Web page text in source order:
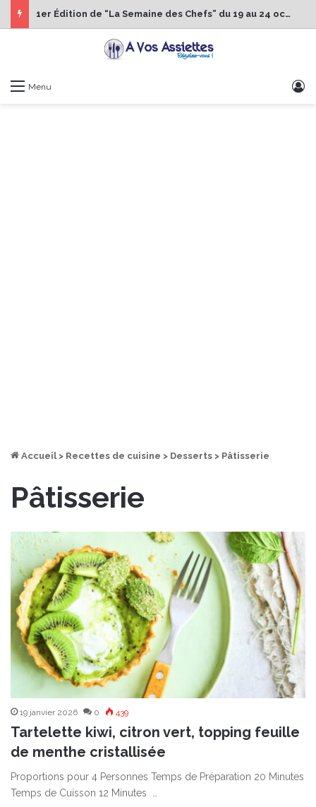
1er Édition de “La Semaine des Chefs” du 19 au 24 octobre 2026
Menu
Accueil > Recettes de cuisine > Desserts > Pâtisserie
Pâtisserie
19 janvier 2026 0 439
Tartelette kiwi, citron vert, topping feuille
de menthe cristallisée
Proportions pour 4 Personnes Temps de Préparation 20 Minutes
Temps de Cuisson 12 Minutes …